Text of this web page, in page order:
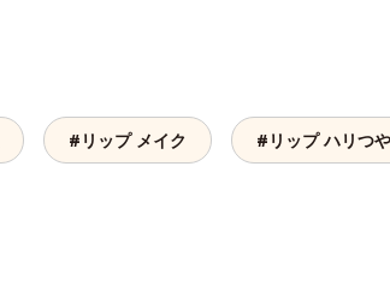
#リップ メイク #リップ ハリつ